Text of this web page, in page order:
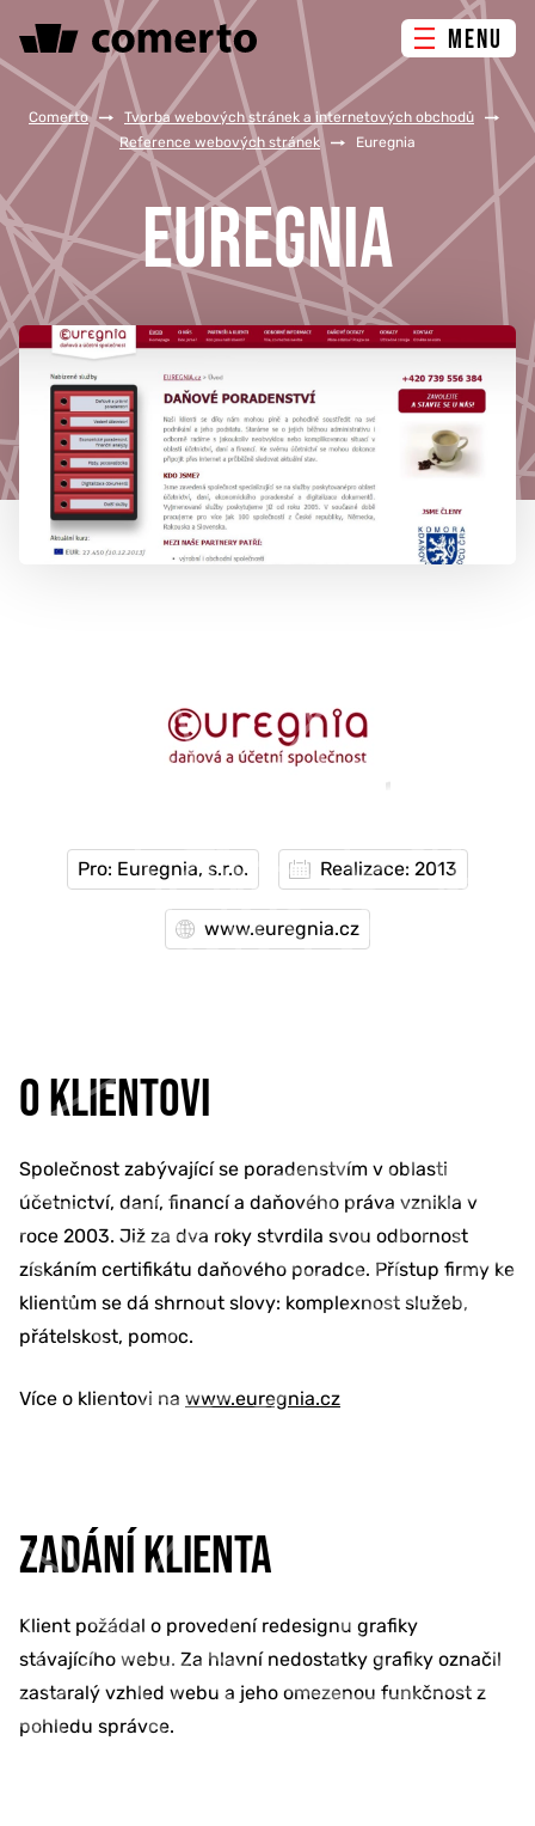
MENU
ONLINE MARKETING
TVORBA WEBU
PORADENSTVÍ & ŠKOLENÍ
REFERENCE
O NÁS
KONTAKTY
Comerto / Tvorba webových stránek a internetových obchodů
/
Reference webových stránek
/ Euregnia
EUREGNIA
Pro: Euregnia, s.r.o. Realizace: 2013
www.euregnia.cz
O KLIENTOVI
Společnost zabývající se poradenstvím v oblasti
účetnictví, daní, financí a daňového práva vznikla v
roce 2003. Již za dva roky stvrdila svou odbornost
získáním certifikátu daňového poradce. Přístup firmy ke
klientům se dá shrnout slovy: komplexnost služeb,
přátelskost, pomoc.
Více o klientovi na www.euregnia.cz
ZADÁNÍ KLIENTA
Klient požádal o provedení redesignu grafiky
stávajícího webu. Za hlavní nedostatky grafiky označil
zastaralý vzhled webu a jeho omezenou funkčnost z
pohledu správce.